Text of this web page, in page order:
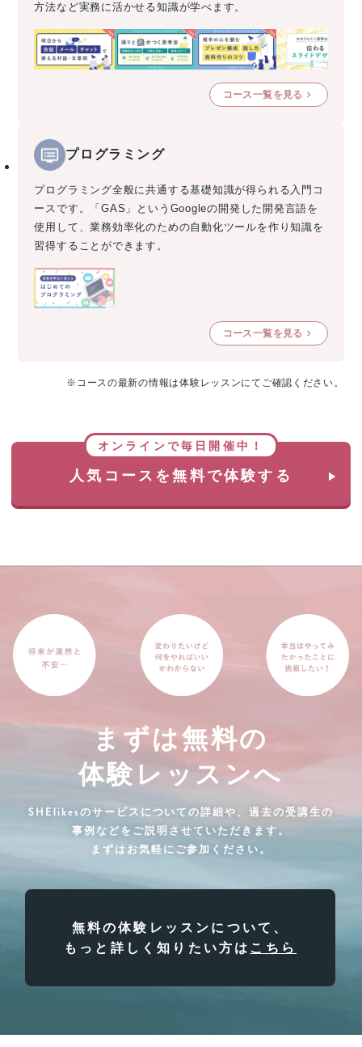
方法など実務に活かせる知識が学べます。
コース一覧を見る
プログラミング
プログラミング全般に共通する基礎知識が得られる入門コ
ースです。「GAS」というGoogleの開発した開発言語を
使用して、業務効率化のための自動化ツールを作り知識を
習得することができます。
コース一覧を見る
※コースの最新の情報は体験レッスンにてご確認ください。
オンラインで毎日開催中！
人気コースを無料で体験する
まずは無料の
体験レッスンへ
SHElikesのサービスについての詳細や、過去の受講生の
事例などをご説明させていただきます。
まずはお気軽にご参加ください。
無料の体験レッスンについて、
もっと詳しく知りたい方は こちら